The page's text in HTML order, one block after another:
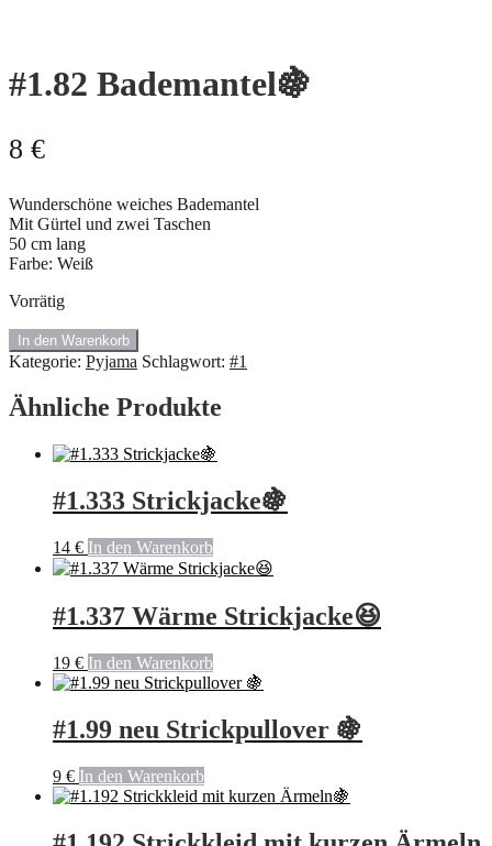
#1.82 Bademantel🍇
8 €
Wunderschöne weiches Bademantel
Mit Gürtel und zwei Taschen
50 cm lang
Farbe: Weiß
Vorrätig
#1.82
Bademantel
Menge
In den Warenkorb
Kategorie: Pyjama Schlagwort: #1
Ähnliche Produkte
#1.333 Strickjacke🍇
14 € In den Warenkorb
#1.337 Wärme Strickjacke😆
19 € In den Warenkorb
#1.99 neu Strickpullover 🍇
9 € In den Warenkorb